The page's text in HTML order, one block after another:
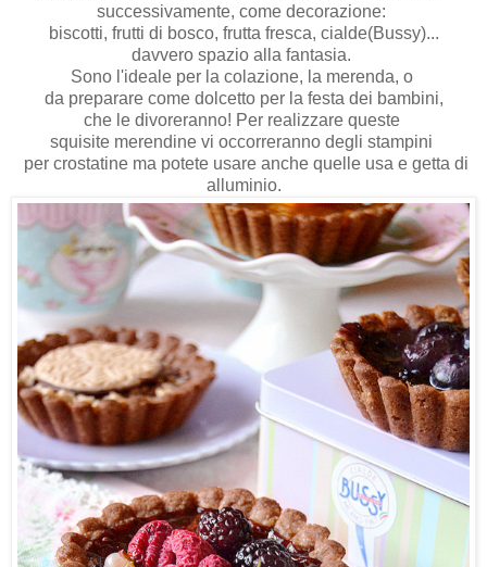
successivamente, come decorazione:
biscotti, frutti di bosco, frutta fresca, cialde(Bussy)...
davvero spazio alla fantasia.
Sono l'ideale per la colazione, la merenda, o
da preparare come dolcetto per la festa dei bambini,
che le divoreranno! Per realizzare queste
squisite merendine vi occorreranno degli stampini
per crostatine ma potete usare anche quelle usa e getta di
alluminio.